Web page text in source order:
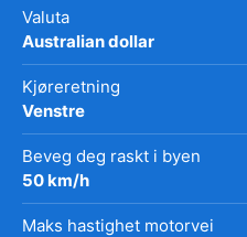
Valuta
Australian dollar
Kjøreretning
Venstre
Beveg deg raskt i byen
50 km/h
Maks hastighet motorvei